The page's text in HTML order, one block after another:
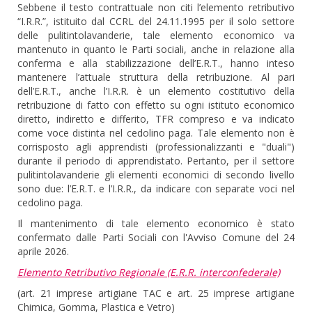
Sebbene il testo contrattuale non citi l’elemento retributivo
“I.R.R.”, istituito dal CCRL del 24.11.1995 per il solo settore
delle pulitintolavanderie, tale elemento economico va
mantenuto in quanto le Parti sociali, anche in relazione alla
conferma e alla stabilizzazione dell’E.R.T., hanno inteso
mantenere l’attuale struttura della retribuzione. Al pari
dell’E.R.T., anche l’I.R.R. è un elemento costitutivo della
retribuzione di fatto con effetto su ogni istituto economico
diretto, indiretto e differito, TFR compreso e va indicato
come voce distinta nel cedolino paga. Tale elemento non è
corrisposto agli apprendisti (professionalizzanti e "duali")
durante il periodo di apprendistato. Pertanto, per il settore
pulitintolavanderie gli elementi economici di secondo livello
sono due: l’E.R.T. e l’I.R.R., da indicare con separate voci nel
cedolino paga.
Il mantenimento di tale elemento economico è stato
confermato dalle Parti Sociali con l'Avviso Comune del 24
aprile 2026.
Elemento Retributivo Regionale (E.R.R. interconfederale)
(art. 21 imprese artigiane TAC e art. 25 imprese artigiane
Chimica, Gomma, Plastica e Vetro)